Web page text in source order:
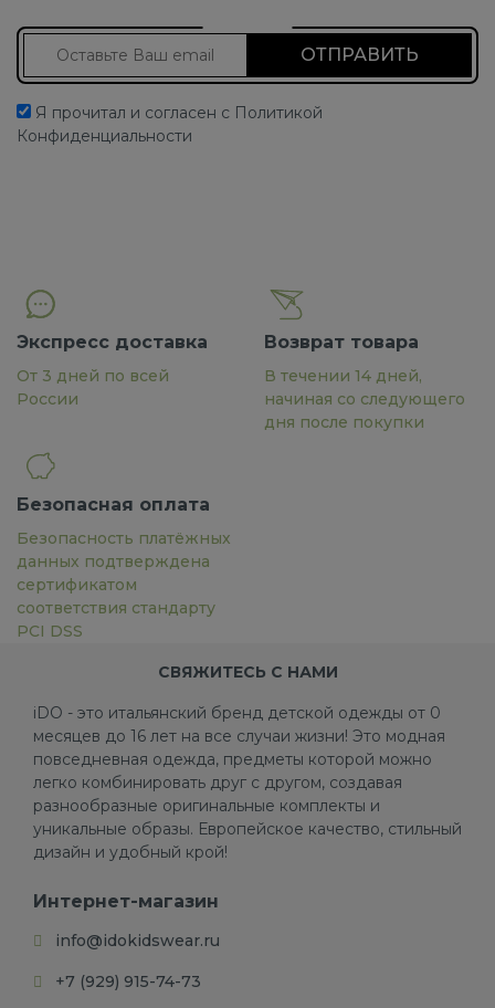
Я прочитал и согласен с Политикой
Конфиденциальности
Экспресс доставка
От 3 дней по всей
России
Возврат товара
В течении 14 дней,
начиная со следующего
дня после покупки
Безопасная оплата
Безопасность платёжных
данных подтверждена
сертификатом
соответствия стандарту
PCI DSS
СВЯЖИТЕСЬ С НАМИ
iDO - это итальянский бренд детской одежды от 0
месяцев до 16 лет на все случаи жизни! Это модная
повседневная одежда, предметы которой можно
легко комбинировать друг с другом, создавая
разнообразные оригинальные комплекты и
уникальные образы. Европейское качество, стильный
дизайн и удобный крой!
Интернет-магазин
info@idokidswear.ru
+7 (929) 915-74-73